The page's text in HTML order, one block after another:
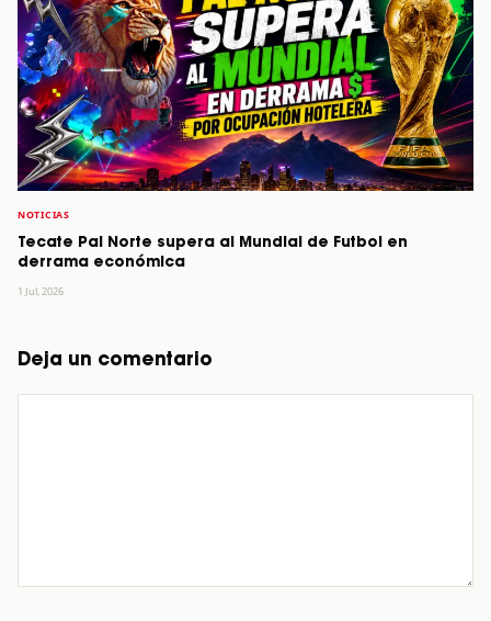
NOTICIAS
Tecate Pal Norte supera al Mundial de Futbol en
derrama económica
1 Jul, 2026
Deja un comentario
Comentario